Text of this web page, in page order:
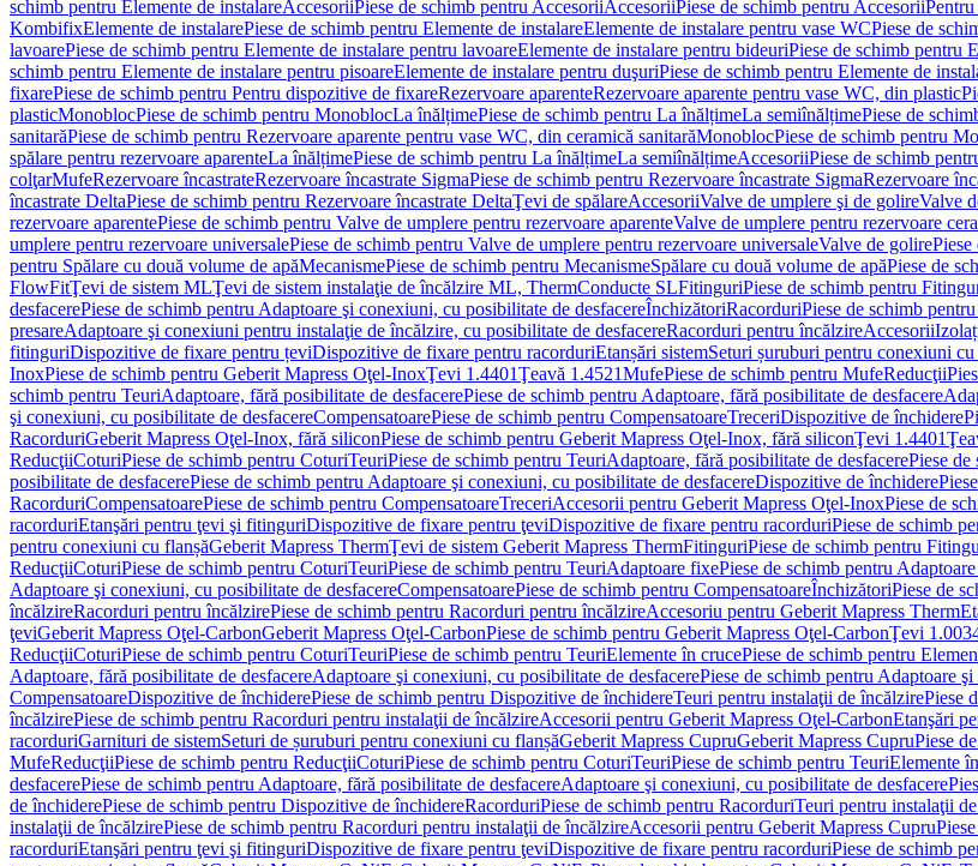
schimb pentru Elemente de instalareAccesoriiPiese de schimb pentru AccesoriiAccesoriiPiese de schimb pentru Accesorii
KombifixElemente de instalarePiese de schimb pentru Elemente de instalareElemente de instalare pentru vase WCPiese de
lavoarePiese de schimb pentru Elemente de instalare pentru lavoareElemente de instalare pentru bideuriPiese de schimb pentru
schimb pentru Elemente de instalare pentru pisoareElemente de instalare pentru duşuriPiese de schimb pentru Elemente de
fixarePiese de schimb pentru Pentru dispozitive de fixareRezervoare aparenteRezervoare aparente pentru vase WC, din plastic
plasticMonoblocPiese de schimb pentru MonoblocLa înălțimePiese de schimb pentru La înălțimeLa semiînălțimePiese de
sanitarăPiese de schimb pentru Rezervoare aparente pentru vase WC, din ceramică sanitarăMonoblocPiese de schimb pentru
spălare pentru rezervoare aparenteLa înălțimePiese de schimb pentru La înălțimeLa semiînălțimeAccesoriiPiese de schimb
colţarMufeRezervoare încastrateRezervoare încastrate SigmaPiese de schimb pentru Rezervoare încastrate SigmaRezervoare
încastrate DeltaPiese de schimb pentru Rezervoare încastrate DeltaŢevi de spălareAccesoriiValve de umplere şi de golireValve
rezervoare aparentePiese de schimb pentru Valve de umplere pentru rezervoare aparenteValve de umplere pentru rezervoare
umplere pentru rezervoare universalePiese de schimb pentru Valve de umplere pentru rezervoare universaleValve de golire
pentru Spălare cu două volume de apăMecanismePiese de schimb pentru MecanismeSpălare cu două volume de apăPiese de
FlowFitŢevi de sistem MLŢevi de sistem instalaţie de încălzire ML, ThermConducte SLFitinguriPiese de schimb pentru
desfacerePiese de schimb pentru Adaptoare şi conexiuni, cu posibilitate de desfacereÎnchizătoriRacorduriPiese de schimb
presareAdaptoare şi conexiuni pentru instalaţie de încălzire, cu posibilitate de desfacereRacorduri pentru încălzireAccesorii
fitinguriDispozitive de fixare pentru țeviDispozitive de fixare pentru racorduriEtanșări sistemSeturi șuruburi pentru conexiuni cu
InoxPiese de schimb pentru Geberit Mapress Oţel-InoxŢevi 1.4401Ţeavă 1.4521MufePiese de schimb pentru MufeReducţii
schimb pentru TeuriAdaptoare, fără posibilitate de desfacerePiese de schimb pentru Adaptoare, fără posibilitate de desfacere
şi conexiuni, cu posibilitate de desfacereCompensatoarePiese de schimb pentru CompensatoareTreceriDispozitive de închidere
RacorduriGeberit Mapress Oţel-Inox, fără siliconPiese de schimb pentru Geberit Mapress Oţel-Inox, fără siliconŢevi 1.4401
ReducţiiCoturiPiese de schimb pentru CoturiTeuriPiese de schimb pentru TeuriAdaptoare, fără posibilitate de desfacerePiese
posibilitate de desfacerePiese de schimb pentru Adaptoare şi conexiuni, cu posibilitate de desfacereDispozitive de închidere
RacorduriCompensatoarePiese de schimb pentru CompensatoareTreceriAccesorii pentru Geberit Mapress Oţel-InoxPiese de
racorduriEtanşări pentru ţevi şi fitinguriDispozitive de fixare pentru ţeviDispozitive de fixare pentru racorduriPiese de schimb
pentru conexiuni cu flanșăGeberit Mapress ThermŢevi de sistem Geberit Mapress ThermFitinguriPiese de schimb pentru
ReducţiiCoturiPiese de schimb pentru CoturiTeuriPiese de schimb pentru TeuriAdaptoare fixePiese de schimb pentru
Adaptoare şi conexiuni, cu posibilitate de desfacereCompensatoarePiese de schimb pentru CompensatoareÎnchizătoriPiese de
încălzireRacorduri pentru încălzirePiese de schimb pentru Racorduri pentru încălzireAccesoriu pentru Geberit Mapress Therm
ţeviGeberit Mapress Oţel-CarbonGeberit Mapress Oţel-CarbonPiese de schimb pentru Geberit Mapress Oţel-CarbonŢevi
ReducţiiCoturiPiese de schimb pentru CoturiTeuriPiese de schimb pentru TeuriElemente în crucePiese de schimb pentru
Adaptoare, fără posibilitate de desfacereAdaptoare şi conexiuni, cu posibilitate de desfacerePiese de schimb pentru Adaptoare
CompensatoareDispozitive de închiderePiese de schimb pentru Dispozitive de închidereTeuri pentru instalaţii de încălzirePiese
încălzirePiese de schimb pentru Racorduri pentru instalaţii de încălzireAccesorii pentru Geberit Mapress Oţel-CarbonEtanşări
racorduriGarnituri de sistemSeturi de șuruburi pentru conexiuni cu flanșăGeberit Mapress CupruGeberit Mapress CupruPiese
MufeReducţiiPiese de schimb pentru ReducţiiCoturiPiese de schimb pentru CoturiTeuriPiese de schimb pentru TeuriElemente
desfacerePiese de schimb pentru Adaptoare, fără posibilitate de desfacereAdaptoare şi conexiuni, cu posibilitate de desfacere
de închiderePiese de schimb pentru Dispozitive de închidereRacorduriPiese de schimb pentru RacorduriTeuri pentru instalaţii
instalaţii de încălzirePiese de schimb pentru Racorduri pentru instalaţii de încălzireAccesorii pentru Geberit Mapress Cupru
racorduriEtanşări pentru ţevi şi fitinguriDispozitive de fixare pentru ţeviDispozitive de fixare pentru racorduriPiese de schimb